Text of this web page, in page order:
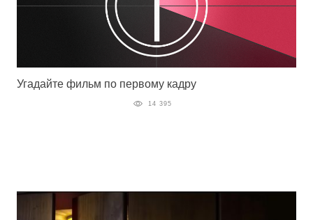
Угадайте фильм по первому кадру
14 395